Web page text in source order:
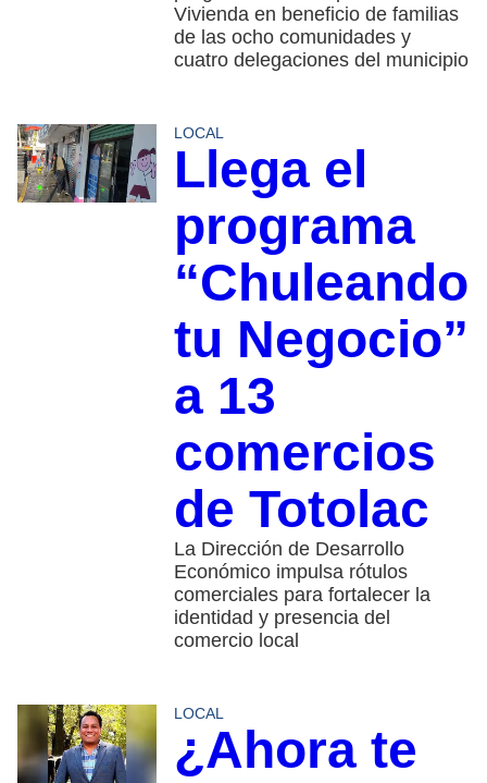
Vivienda en beneficio de familias
de las ocho comunidades y
cuatro delegaciones del municipio
LOCAL
Llega el
programa
“Chuleando
tu Negocio”
a 13
comercios
de Totolac
La Dirección de Desarrollo
Económico impulsa rótulos
comerciales para fortalecer la
identidad y presencia del
comercio local
LOCAL
¿Ahora te